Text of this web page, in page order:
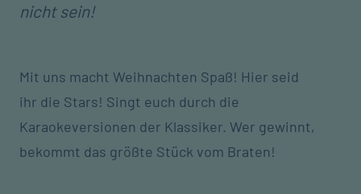
nicht sein!
Mit uns macht Weihnachten Spaß! Hier seid
ihr die Stars! Singt euch durch die
Karaokeversionen der Klassiker. Wer gewinnt,
bekommt das größte Stück vom Braten!